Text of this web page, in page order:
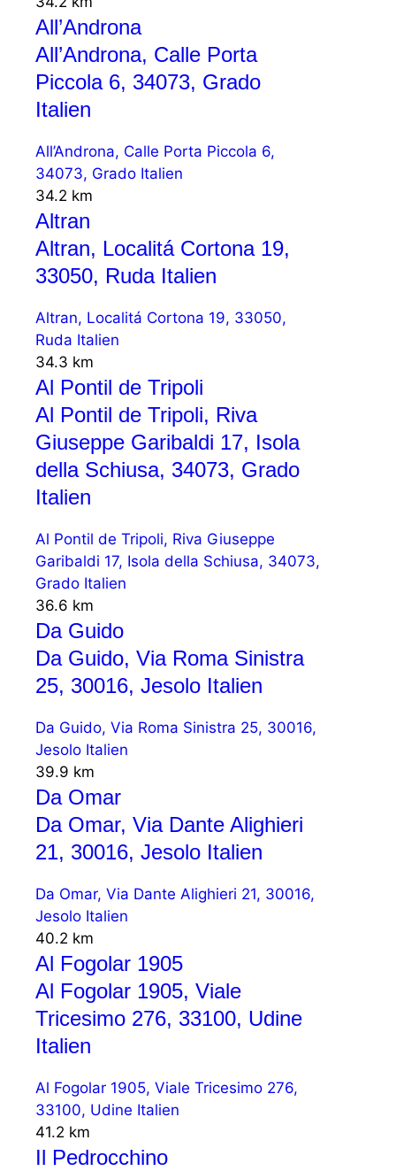
All’Androna
All’Androna, Calle Porta
Piccola 6, 34073, Grado
Italien
All’Androna, Calle Porta Piccola 6,
34073, Grado Italien
34.2 km
Altran
Altran, Localitá Cortona 19,
33050, Ruda Italien
Altran, Localitá Cortona 19, 33050,
Ruda Italien
34.3 km
Al Pontil de Tripoli
Al Pontil de Tripoli, Riva
Giuseppe Garibaldi 17, Isola
della Schiusa, 34073, Grado
Italien
Al Pontil de Tripoli, Riva Giuseppe
Garibaldi 17, Isola della Schiusa, 34073,
Grado Italien
36.6 km
Da Guido
Da Guido, Via Roma Sinistra
25, 30016, Jesolo Italien
Da Guido, Via Roma Sinistra 25, 30016,
Jesolo Italien
39.9 km
Da Omar
Da Omar, Via Dante Alighieri
21, 30016, Jesolo Italien
Da Omar, Via Dante Alighieri 21, 30016,
Jesolo Italien
40.2 km
Al Fogolar 1905
Al Fogolar 1905, Viale
Tricesimo 276, 33100, Udine
Italien
Al Fogolar 1905, Viale Tricesimo 276,
33100, Udine Italien
41.2 km
Il Pedrocchino